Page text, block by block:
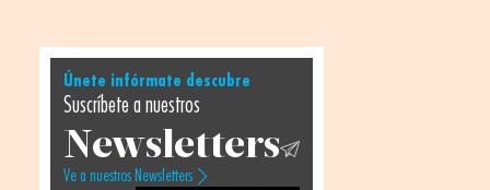
Únete infórmate descubre
Suscríbete a nuestros
Newsletters
Ve a nuestros Newsletters